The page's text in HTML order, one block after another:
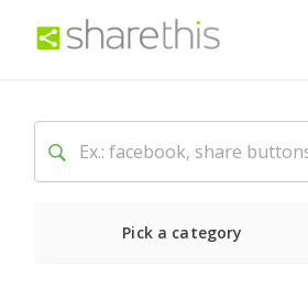
Pick a category